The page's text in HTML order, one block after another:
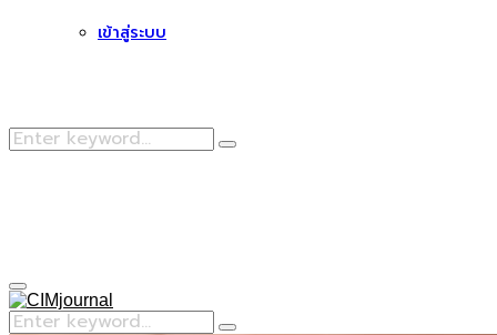
เข้าสู่ระบบ
Search
Search
Primary
Menu
Search